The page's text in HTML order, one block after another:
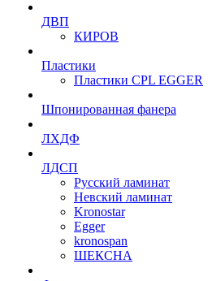
ДВП
КИРОВ
Пластики
Пластики CPL EGGER
Шпонированная фанера
ЛХДФ
ЛДСП
Русский ламинат
Невский ламинат
Kronostar
Egger
kronospan
ШЕКСНА